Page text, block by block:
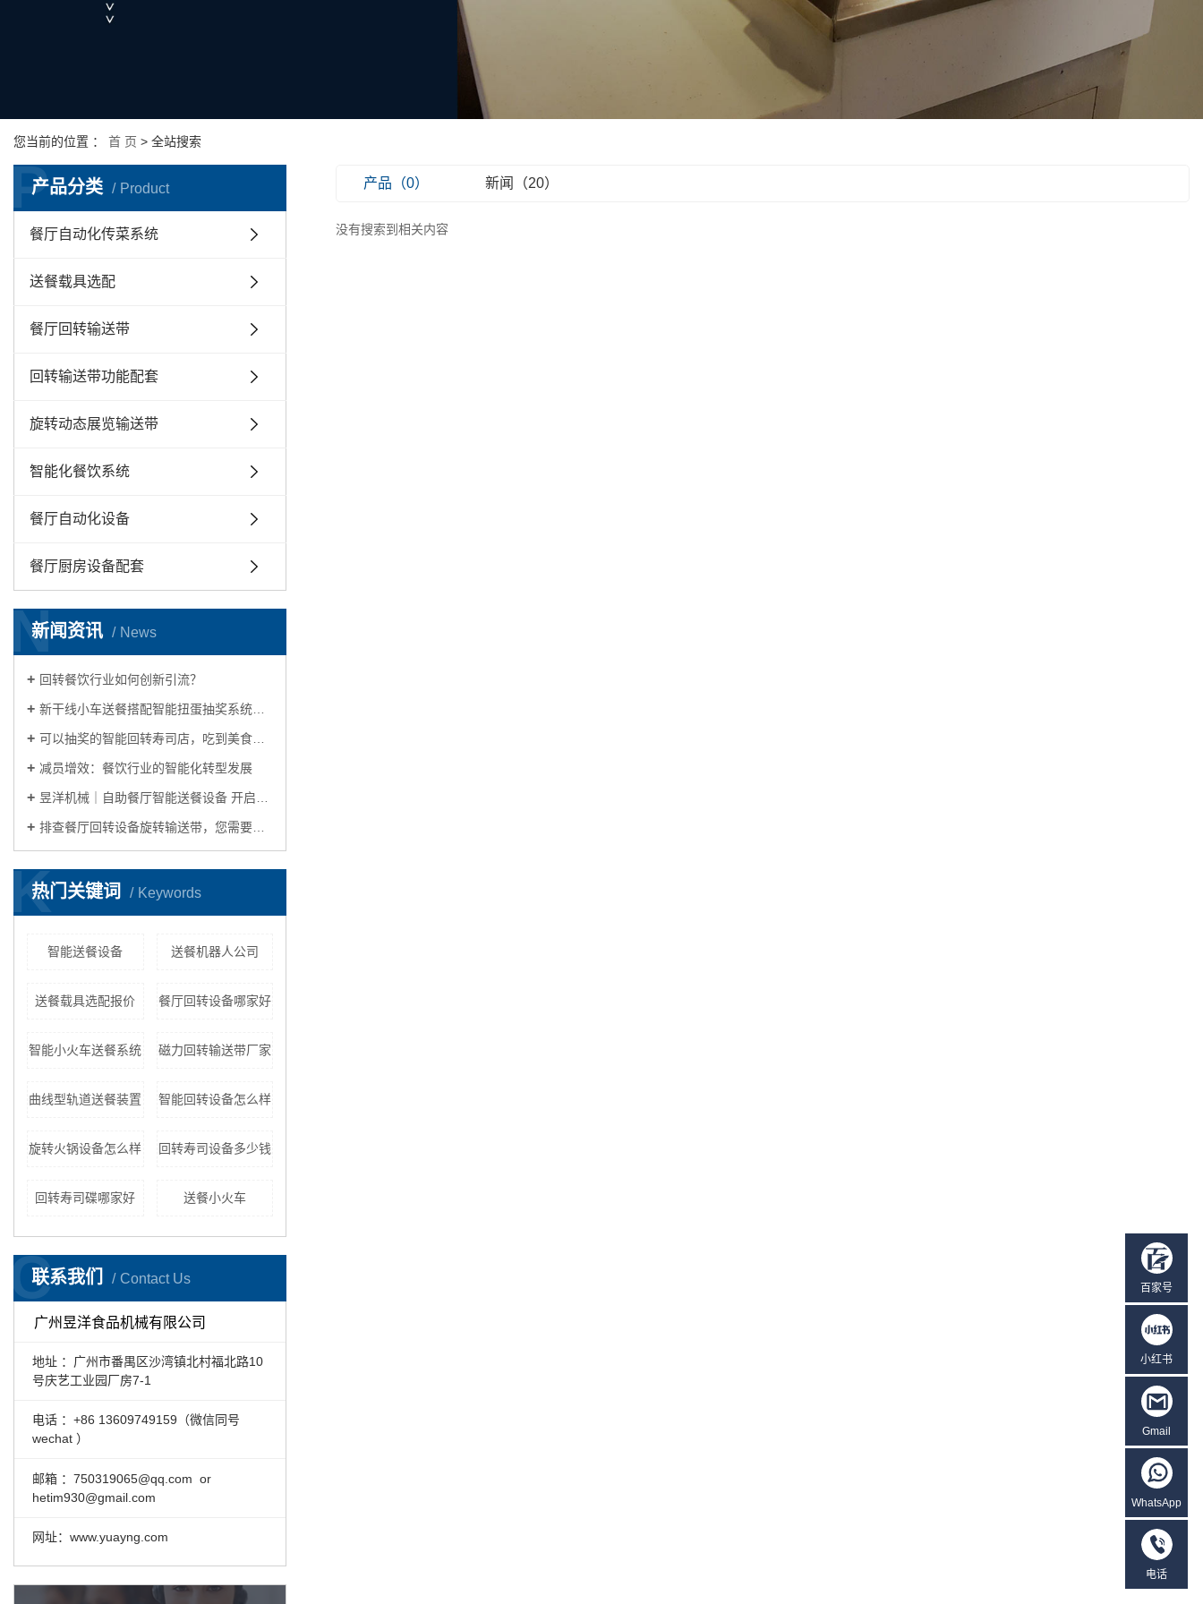
您当前的位置 ： 首 页 > 全站搜索
产品分类 Product
P
餐厅自动化传菜系统
送餐载具选配
餐厅回转输送带
回转输送带功能配套
旋转动态展览输送带
智能化餐饮系统
餐厅自动化设备
餐厅厨房设备配套
新闻资讯 News
N
回转餐饮行业如何创新引流？
新干线小车送餐搭配智能扭蛋抽奖系统，传统回转寿司店玩出新花样
可以抽奖的智能回转寿司店，吃到美食玩出花样
减员增效：餐饮行业的智能化转型发展
昱洋机械｜自助餐厅智能送餐设备 开启自动化餐饮生活的理想之选
排查餐厅回转设备旋转输送带，您需要关注这几点
热门关键词 Keywords
K
智能送餐设备 送餐机器人公司
送餐载具选配报价 餐厅回转设备哪家好
智能小火车送餐系统 磁力回转输送带厂家
曲线型轨道送餐装置 智能回转设备怎么样
旋转火锅设备怎么样 回转寿司设备多少钱
回转寿司碟哪家好 送餐小火车
联系我们 Contact Us
C
广州昱洋食品机械有限公司
地址 ：广州市番禺区沙湾镇北村福北路10
号庆艺工业园厂房7-1
电话 ：+86 13609749159（微信同号
wechat ）
邮箱 ： 750319065@qq.com or
hetim930@gmail.com
网址：www.yuayng.com
产品（0） 新闻（20）
没有搜索到相关内容
百家号
小红书
Gmail
WhatsApp
电话